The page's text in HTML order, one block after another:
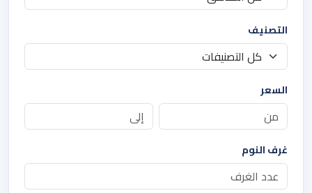
التصنيف
السعر
غرف النوم